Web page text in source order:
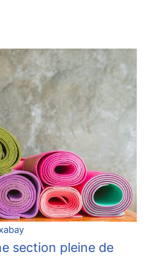
section pleine de